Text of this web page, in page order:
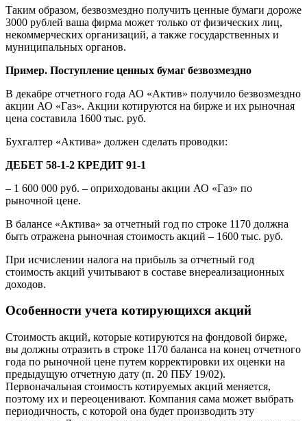
Таким образом, безвозмездно получить ценные бумаги дороже
3000 рублей ваша фирма может только от физических лиц,
некоммерческих организаций, а также государственных и
муниципальных органов.
Пример. Поступление ценных бумаг безвозмездно
В декабре отчетного года АО «Актив» получило безвозмездно
акции АО «Газ». Акции котируются на бирже и их рыночная
цена составила 1600 тыс. руб.
Бухгалтер «Актива» должен сделать проводки:
ДЕБЕТ 58-1-2 КРЕДИТ 91-1
– 1 600 000 руб. – оприходованы акции АО «Газ» по
рыночной цене.
В балансе «Актива» за отчетный год по строке 1170 должна
быть отражена рыночная стоимость акций – 1600 тыс. руб.
При исчислении налога на прибыль за отчетный год
стоимость акций учитывают в составе внереализационных
доходов.
Особенности учета котирующихся акций
Стоимость акций, которые котируются на фондовой бирже,
вы должны отразить в строке 1170 баланса на конец отчетного
года по рыночной цене путем корректировки их оценки на
предыдущую отчетную дату (п. 20 ПБУ 19/02).
Первоначальная стоимость котируемых акций меняется,
поэтому их и переоценивают. Компания сама может выбрать
периодичность, с которой она будет производить эту